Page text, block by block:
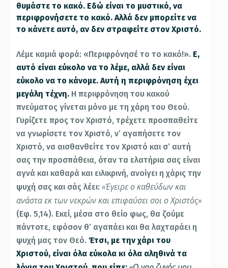
θυμάστε το κακό. Εδώ είναι το μυστικό, να
περιφρονήσετε το κακό. Αλλά δεν μπορείτε να
το κάνετε αυτό, αν δεν στραφείτε στον Χριστό.
Λέμε καμιά φορά: «Περιφρόνησέ το το κακό!». Ε,
αυτό είναι εύκολο να το λέμε, αλλά δεν είναι
εύκολο να το κάνομε. Αυτή η περιφρόνηση έχει
μεγάλη τέχνη. Η περιφρόνηση του κακού
πνεύματος γίνεται μόνο με τη χάρη του Θεού.
Γυρίζετε προς τον Χριστό, τρέχετε προσπαθείτε
να γνωρίσετε τον Χριστό, ν’ αγαπήσετε τον
Χριστό, να αισθανθείτε τον Χριστό και σ’ αυτή
σας την προσπάθεια, όταν τα ελατήρια σας είναι
αγνά και καθαρά και ειλικρινή, ανοίγει η χάρις την
ψυχή σας και σάς λέει:«Έγειρε ο καθεύδων και
ανάστα εκ των νεκρών και επιφαύσει σοι ο Χριστός»
(Εφ. 5,14). Εκεί, μέσα στο θείο φως, θα ζούμε
πάντοτε, εφόσον θ’ αγαπάει και θα λαχταράει η
ψυχή μας τον Θεό. Έτσι, με την χάρι του
Χριστού, είναι όλα εύκολα κι όλα αληθινά τα